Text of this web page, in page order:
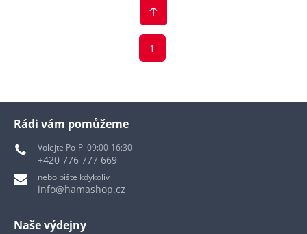
1
Rádi vám pomůžeme
Volejte Po-Pi 09:00-16:30
+420 776 777 669
nebo pište kdykoliv
info@hamashop.cz
Naše výdejny